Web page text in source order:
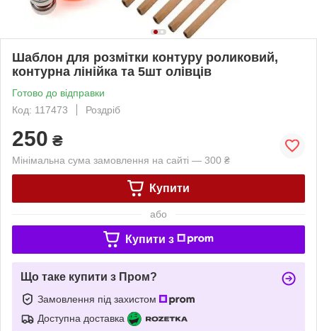
Шаблон для розмітки контуру роликовий,
контурна лінійка та 5шт олівців
Готово до відправки
Код: 117473
Роздріб
250 ₴
Мінімальна сума замовлення на сайті — 300 ₴
Купити
або
Купити з
Що таке купити з Пром?
Замовлення під захистом
Доступна доставка